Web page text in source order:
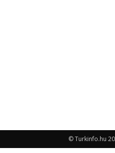
© Turkinfo.hu